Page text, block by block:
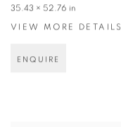
35.43 × 52.76 in
VIEW MORE DETAILS
ENQUIRE